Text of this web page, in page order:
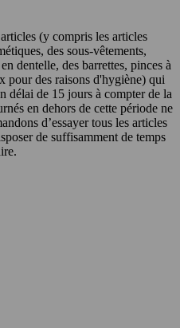
(y compris les articles
des sous-vêtements,
dentelle, des barrettes, pinces à
pour des raisons d'hygiène) qui
délai de 15 jours à compter de la
en dehors de cette période ne
d’essayer tous les articles
de suffisamment de temps